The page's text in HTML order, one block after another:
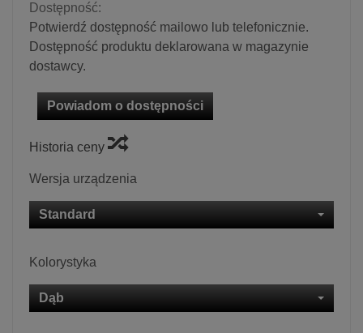
Dostępność:
Potwierdź dostępność mailowo lub telefonicznie.
Dostępność produktu deklarowana w magazynie
dostawcy.
Powiadom o dostępności
Historia ceny
Wersja urządzenia
Standard
Kolorystyka
Dąb